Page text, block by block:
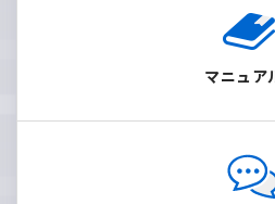
マニュア